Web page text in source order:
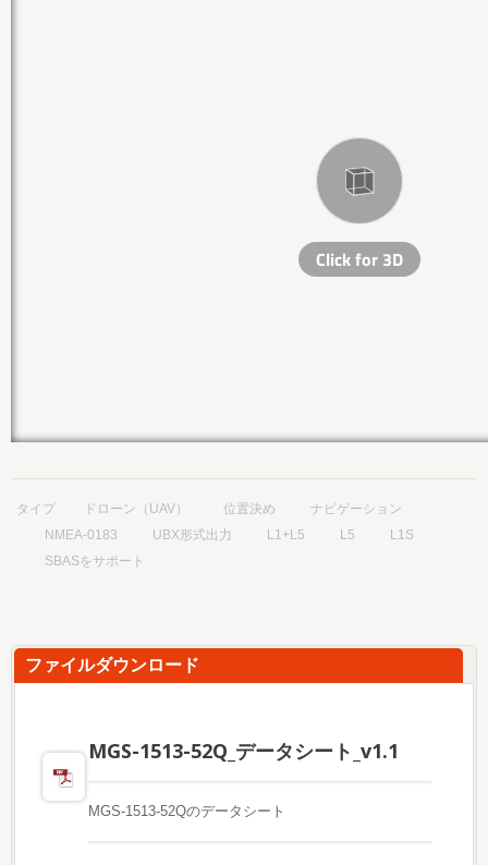
タイプ ドローン（UAV） 位置決め
ナビゲーション
NMEA-0183
UBX形式出力 L1+L5 L5
L1S
SBASをサポート
ファイルダウンロード
MGS-1513-52Q_データシート_v1.1
MGS-1513-52Qのデータシート